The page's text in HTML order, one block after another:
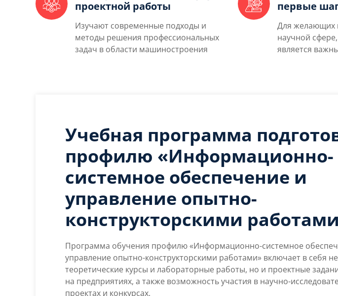
проектной работы
Изучают современные подходы и
методы решения профессиональных
задач в области машиностроения
первые
Для желающих
научной
является
Учебная программа
профилю «Информационно-
системное обеспечение и
управление опытно-
конструкторскими
Программа обучения профилю «Информационно-системное
управление опытно-конструкторскими работами» включает в себя
теоретические курсы и лабораторные работы, но и проектные
на предприятиях, а также возможность участия в научно-
проектах и конкурсах.